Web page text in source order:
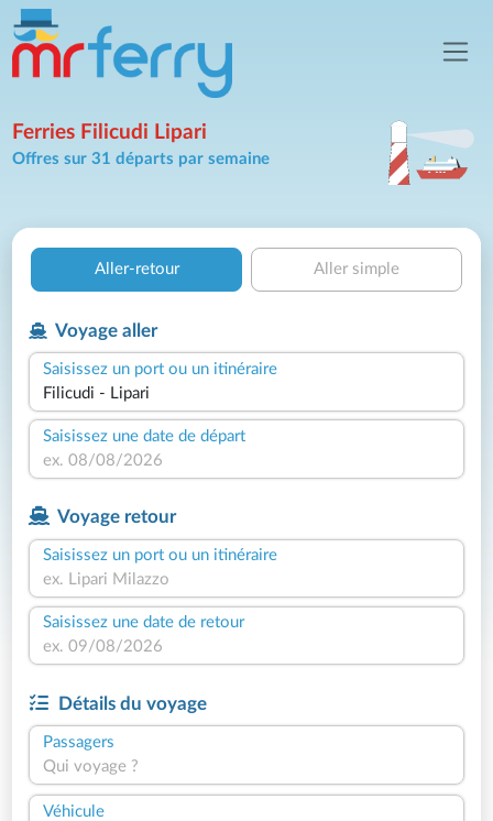
Ferries Filicudi Lipari
Offres sur 31 départs par semaine
Aller-retour Aller simple
Voyage aller
Saisissez un port ou un itinéraire
Saisissez une date de départ
Voyage retour
Saisissez un port ou un itinéraire
Saisissez une date de retour
Détails du voyage
Passagers
Qui voyage ?
Véhicule